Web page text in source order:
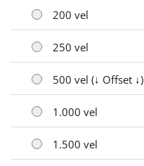
200 vel
250 vel
500 vel (↓ Offset ↓)
1.000 vel
1.500 vel